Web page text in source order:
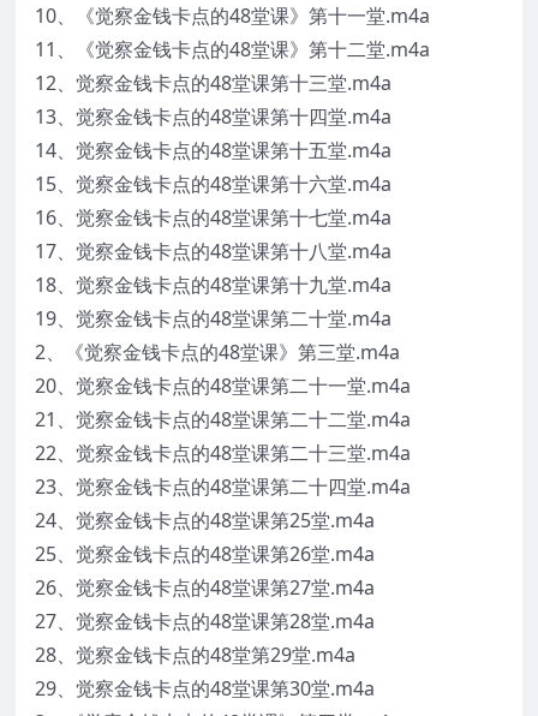
10、《觉察金钱卡点的48堂课》第十一堂.m4a
11、《觉察金钱卡点的48堂课》第十二堂.m4a
12、觉察金钱卡点的48堂课第十三堂.m4a
13、觉察金钱卡点的48堂课第十四堂.m4a
14、觉察金钱卡点的48堂课第十五堂.m4a
15、觉察金钱卡点的48堂课第十六堂.m4a
16、觉察金钱卡点的48堂课第十七堂.m4a
17、觉察金钱卡点的48堂课第十八堂.m4a
18、觉察金钱卡点的48堂课第十九堂.m4a
19、觉察金钱卡点的48堂课第二十堂.m4a
2、《觉察金钱卡点的48堂课》第三堂.m4a
20、觉察金钱卡点的48堂课第二十一堂.m4a
21、觉察金钱卡点的48堂课第二十二堂.m4a
22、觉察金钱卡点的48堂课第二十三堂.m4a
23、觉察金钱卡点的48堂课第二十四堂.m4a
24、觉察金钱卡点的48堂课第25堂.m4a
25、觉察金钱卡点的48堂课第26堂.m4a
26、觉察金钱卡点的48堂课第27堂.m4a
27、觉察金钱卡点的48堂课第28堂.m4a
28、觉察金钱卡点的48堂第29堂.m4a
29、觉察金钱卡点的48堂课第30堂.m4a